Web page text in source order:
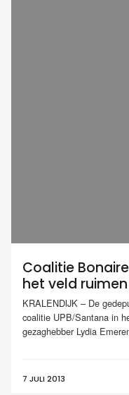
Coalitie
het veld ruimen
KRALENDIJK – De
coalitie UPB/Santana in
gezaghebber Lydia
7 JULI 2013